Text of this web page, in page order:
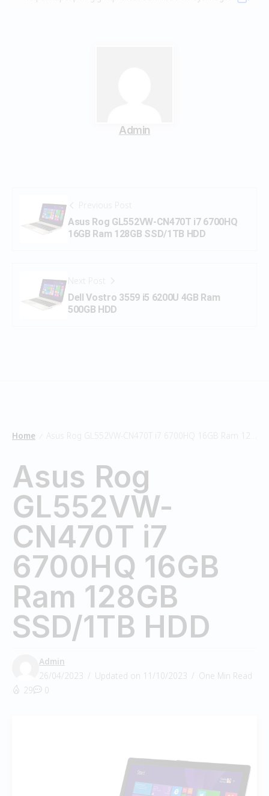
Admin
Previous Post
Asus Rog GL552VW-CN470T i7 6700HQ
16GB Ram 128GB SSD/1TB HDD
Next Post
Dell Vostro 3559 i5 6200U 4GB Ram
500GB HDD
Home Asus Rog GL552VW-CN470T i7 6700HQ 16GB Ram 128GB SSD/1TB HDD
Asus Rog
GL552VW-
CN470T i7
6700HQ 16GB
Ram 128GB
SSD/1TB HDD
Admin
26/04/2023
Updated on 11/10/2023
One Min Read
29
0